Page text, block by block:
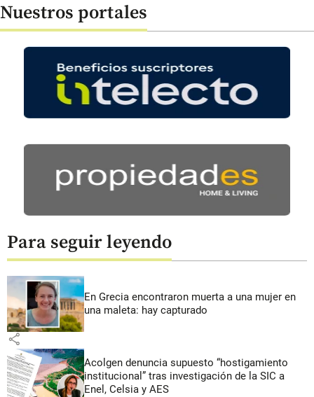
Nuestros portales
Para seguir leyendo
En Grecia encontraron muerta a una mujer en
una maleta: hay capturado
share
Acolgen denuncia supuesto “hostigamiento
institucional” tras investigación de la SIC a
Enel, Celsia y AES